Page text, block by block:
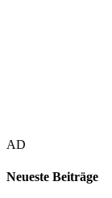
AD
Neueste Beiträge